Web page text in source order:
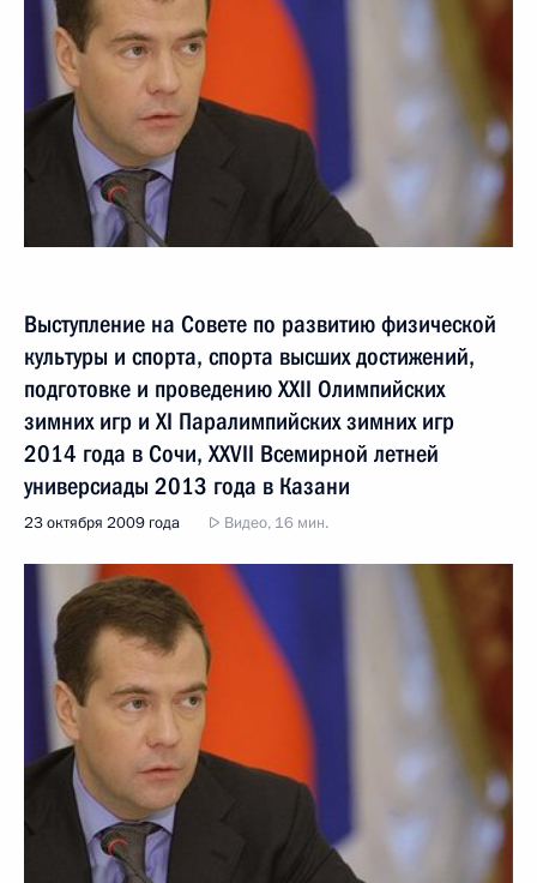
Выступление на Совете по развитию физической
культуры и спорта, спорта высших достижений,
подготовке и проведению XXII Олимпийских
зимних игр и XI Паралимпийских зимних игр
2014 года в Сочи, XXVII Всемирной летней
универсиады 2013 года в Казани
23 октября 2009 года Видео, 16 мин.